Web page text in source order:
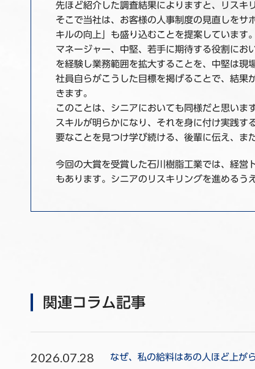
先ほど紹介した調査結果によりますと、リスキ
そこで当社は、お客様の人事制度の見直しをサ
キルの向上」も盛り込むことを提案しています。
マネージャー、中堅、若手に期待する役割にお
を経験し業務範囲を拡大することを、中堅は現
社員自らがこうした目標を掲げることで、結果
きます。
このことは、シニアにおいても同様だと思い
スキルが明らかになり、それを身に付け実践す
要なことを見つけ学び続ける、後輩に伝え、ま
今回の大賞を受賞した石川樹脂工業では、経営
もあります。シニアのリスキリングを進めるう
関連コラム記事
2026.07.28 なぜ、私の給料はあの人ほど上が